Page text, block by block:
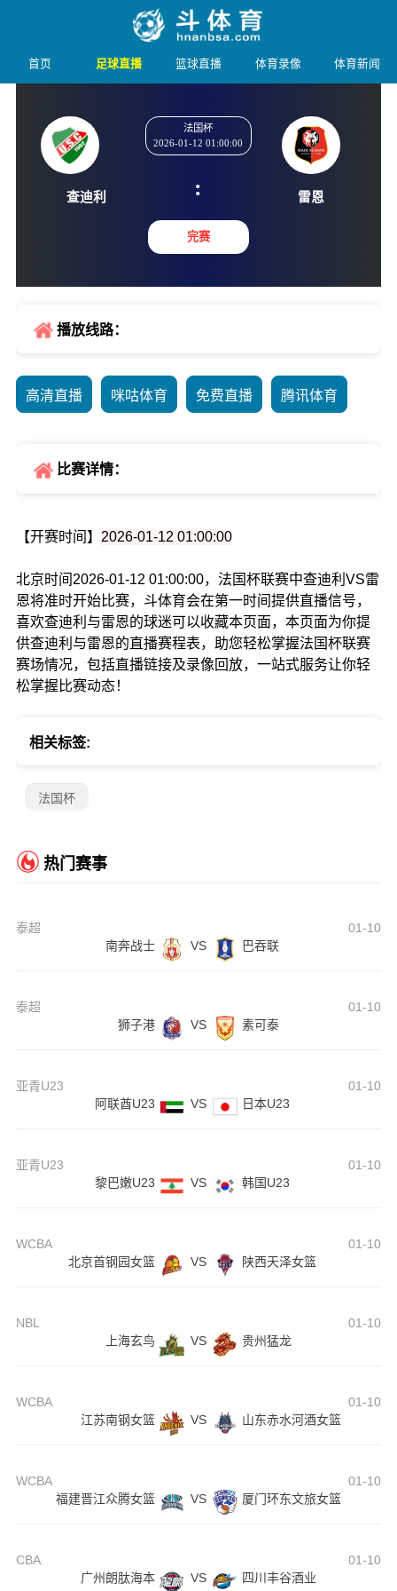
首页 足球直播 篮球直播 体育录像 体育新闻
法国杯
2026-01-12 01:00:00
:
完赛
播放线路：
高清直播 咪咕体育 免费直播 腾讯体育
比赛详情：
【开赛时间】 2026-01-12 01:00:00
北京时间2026-01-12 01:00:00，法国杯联赛中查迪利VS雷
恩将准时开始比赛，斗体育会在第一时间提供直播信号，
喜欢查迪利与雷恩的球迷可以收藏本页面，本页面为你提
供查迪利与雷恩的直播赛程表，助您轻松掌握法国杯联赛
赛场情况，包括直播链接及录像回放，一站式服务让你轻
松掌握比赛动态！
相关标签:
法国杯
热门赛事
泰超
01-10
南奔战士
VS 巴吞联
泰超
01-10
狮子港
VS 素可泰
亚青U23
01-10
阿联酋U23
VS 日本U23
亚青U23
01-10
黎巴嫩U23
VS 韩国U23
WCBA
01-10
北京首钢园女篮
VS 陕西天泽女篮
NBL
01-10
上海玄鸟
VS 贵州猛龙
WCBA
01-10
江苏南钢女篮
VS 山东赤水河酒女篮
WCBA
01-10
福建晋江众腾女篮
VS 厦门环东文旅女篮
CBA
01-10
广州朗肽海本
VS 四川丰谷酒业